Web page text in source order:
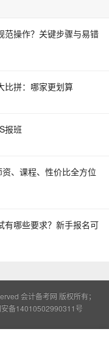
范操作？关键步骤与易错
比拼：哪家更划算
报班
、课程、性价比全方位
有哪些要求？新手报名可
会计备考网 版权所有；
备14010502990311号